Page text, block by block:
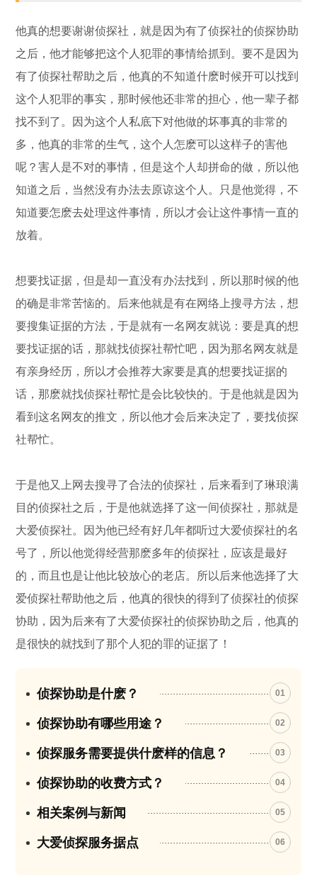
他真的想要谢谢侦探社，就是因为有了侦探社的侦探协助
之后，他才能够把这个人犯罪的事情给抓到。要不是因为
有了侦探社帮助之后，他真的不知道什麽时候开可以找到
这个人犯罪的事实，那时候他还非常的担心，他一辈子都
找不到了。因为这个人私底下对他做的坏事真的非常的
多，他真的非常的生气，这个人怎麽可以这样子的害他
呢？害人是不对的事情，但是这个人却拼命的做，所以他
知道之后，当然没有办法去原谅这个人。只是他觉得，不
知道要怎麽去处理这件事情，所以才会让这件事情一直的
放着。
想要找证据，但是却一直没有办法找到，所以那时候的他
的确是非常苦恼的。后来他就是有在网络上搜寻方法，想
要搜集证据的方法，于是就有一名网友就说：要是真的想
要找证据的话，那就找侦探社帮忙吧，因为那名网友就是
有亲身经历，所以才会推荐大家要是真的想要找证据的
话，那麽就找侦探社帮忙是会比较快的。于是他就是因为
看到这名网友的推文，所以他才会后来决定了，要找侦探
社帮忙。
于是他又上网去搜寻了合法的侦探社，后来看到了琳琅满
目的侦探社之后，于是他就选择了这一间侦探社，那就是
大爱侦探社。因为他已经有好几年都听过大爱侦探社的名
号了，所以他觉得经营那麽多年的侦探社，应该是最好
的，而且也是让他比较放心的老店。所以后来他选择了大
爱侦探社帮助他之后，他真的很快的得到了侦探社的侦探
协助，因为后来有了大爱侦探社的侦探协助之后，他真的
是很快的就找到了那个人犯的罪的证据了！
侦探协助是什麽？ 01
侦探协助有哪些用途？ 02
侦探服务需要提供什麽样的信息？ 03
侦探协助的收费方式？ 04
相关案例与新闻 05
大爱侦探服务据点 06